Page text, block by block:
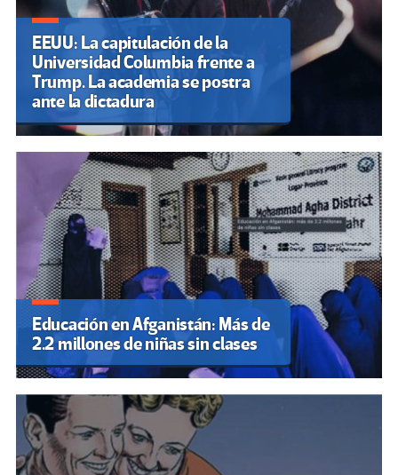
EEUU: La capitulación de la
Universidad Columbia frente a
Trump. La academia se postra
ante la dictadura
Educación en Afganistán: Más de
2.2 millones de niñas sin clases